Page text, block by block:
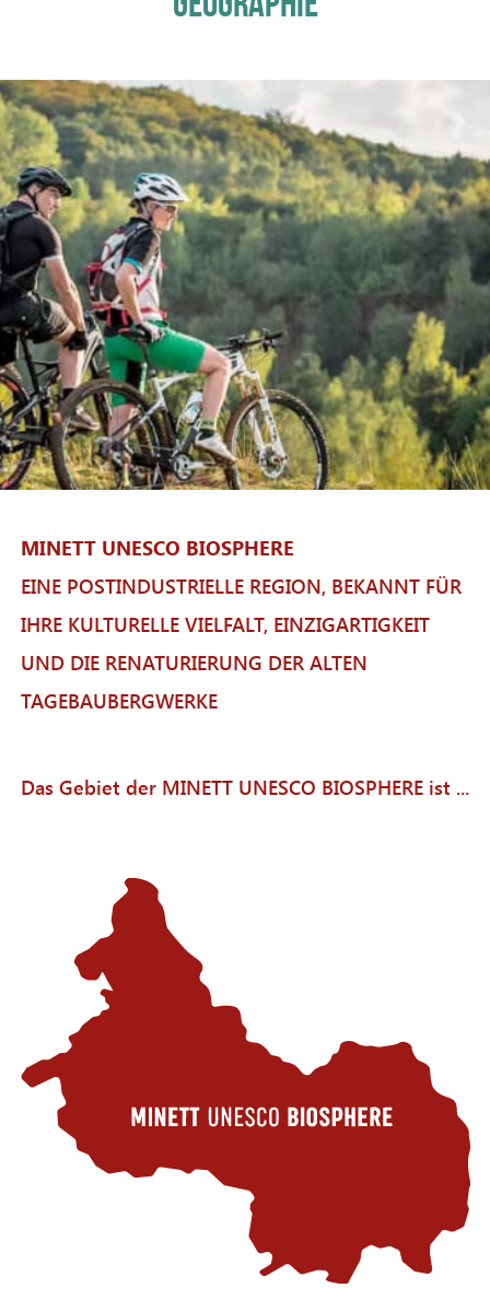
MINETT UNESCO BIOSPHERE
EINE POSTINDUSTRIELLE REGION, BEKANNT FÜR
IHRE KULTURELLE VIELFALT, EINZIGARTIGKEIT
UND DIE RENATURIERUNG DER ALTEN
TAGEBAUBERGWERKE
Das Gebiet der MINETT UNESCO BIOSPHERE ist ...